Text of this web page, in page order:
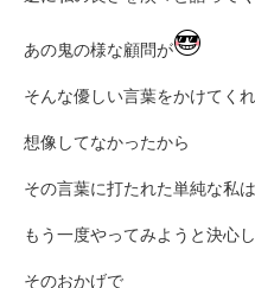
あの鬼の様な顧問が
そんな優しい言葉をかけてく
想像してなかったから
その言葉に打たれた単純な私は
もう一度やってみようと決心
そのおかげで